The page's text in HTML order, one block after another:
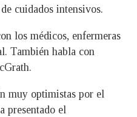
cuidados intensivos.
los médicos, enfermeras
También habla con
muy optimistas por el
presentado el